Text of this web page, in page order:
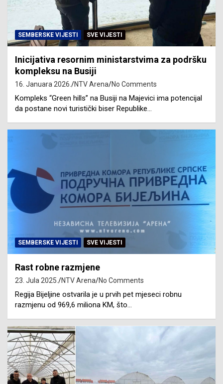
SEMBERSKE VIJESTI SVE VIJESTI
Inicijativa resornim ministarstvima za podršku
kompleksu na Busiji
16. Januara 2026. NTV Arena No Comments
Kompleks “Green hills” na Busiji na Majevici ima potencijal
da postane novi turistički biser Republike…
SEMBERSKE VIJESTI SVE VIJESTI
Rast robne razmjene
23. Jula 2025. NTV Arena No Comments
Regija Bijeljine ostvarila je u prvih pet mjeseci robnu
razmjenu od 969,6 miliona KM, što…